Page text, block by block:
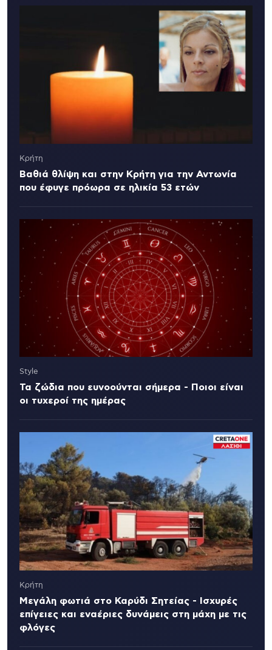
Κρήτη
Βαθιά θλίψη και στην Κρήτη για την Αντωνία
που έφυγε πρόωρα σε ηλικία 53 ετών
Style
Τα ζώδια που ευνοούνται σήμερα - Ποιοι είναι
οι τυχεροί της ημέρας
Κρήτη
Μεγάλη φωτιά στο Καρύδι Σητείας - Ισχυρές
επίγειες και εναέριες δυνάμεις στη μάχη με τις
φλόγες